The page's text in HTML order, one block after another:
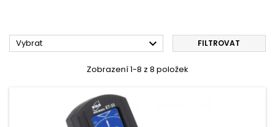
Vybrat  FILTROVAT
Zobrazení 1-8 z 8 položek